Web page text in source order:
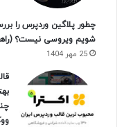
چطور پلاگین وردپرس را
شویم ویروسی نیست؟
25 مهر 1404